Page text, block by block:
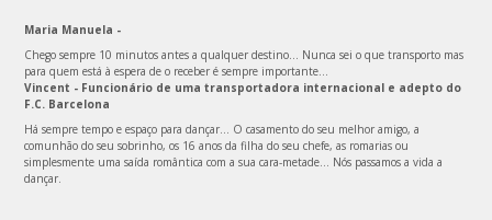
Maria Manuela -
Chego sempre 10 minutos antes a qualquer destino… Nunca sei o que transporto mas
para quem está à espera de o receber é sempre importante…
Vincent - Funcionário de uma transportadora internacional e adepto do
F.C. Barcelona
Há sempre tempo e espaço para dançar... O casamento do seu melhor amigo, a
comunhão do seu sobrinho, os 16 anos da filha do seu chefe, as romarias ou
simplesmente uma saída romântica com a sua cara-metade... Nós passamos a vida a
dançar.